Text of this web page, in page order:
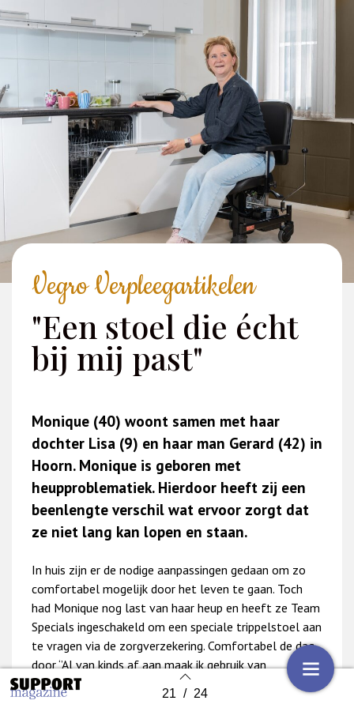
Back to index 21 / 24
Vegro Verpleegartikelen
"Een stoel die écht
bij mij past"
Monique (40) woont samen met haar
dochter Lisa (9) en haar man Gerard (42) in
Hoorn. Monique is geboren met
heupproblematiek. Hierdoor heeft zij een
beenlengte verschil wat ervoor zorgt dat
ze niet lang kan lopen en staan.
In huis zijn er de nodige aanpassingen gedaan om zo
comfortabel mogelijk door het leven te gaan. Toch
had Monique nog last van haar heup en heeft ze Team
Specials ingeschakeld om een speciale trippelstoel aan
te vragen via de zorgverzekering. Comfortabel de dag
door ‘’Al van kinds af aan maak ik gebruik van
hulpmiddelen om minder pijn te hebben aan mijn heup.
Voor dagjes weg heb ik bijvoorbeeld een opvouwbare